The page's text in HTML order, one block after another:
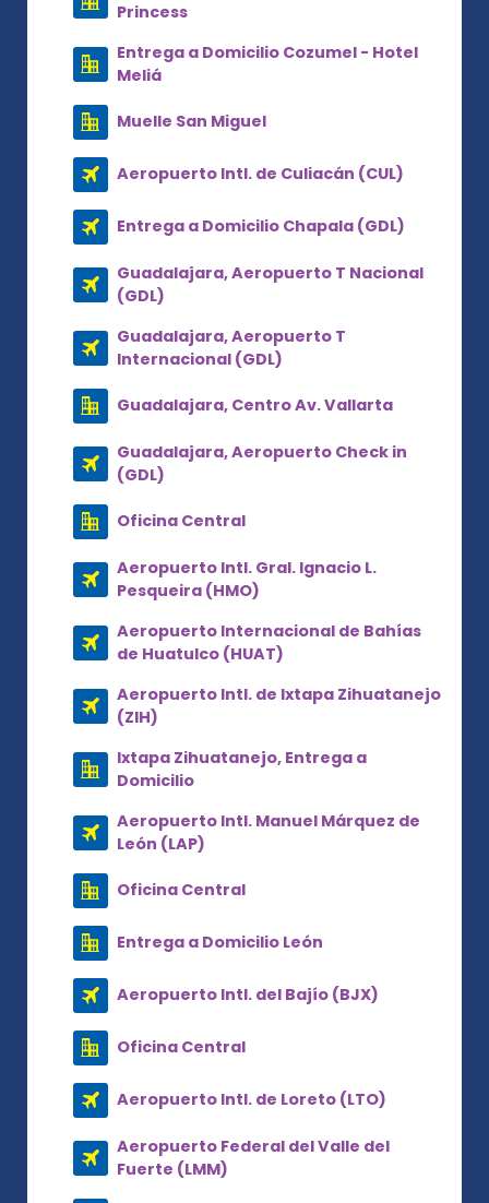
Princess
Entrega a Domicilio Cozumel - Hotel
Meliá
Muelle San Miguel
Aeropuerto Intl. de Culiacán (CUL)
Entrega a Domicilio Chapala (GDL)
Guadalajara, Aeropuerto T Nacional
(GDL)
Guadalajara, Aeropuerto T
Internacional (GDL)
Guadalajara, Centro Av. Vallarta
Guadalajara, Aeropuerto Check in
(GDL)
Oficina Central
Aeropuerto Intl. Gral. Ignacio L.
Pesqueira (HMO)
Aeropuerto Internacional de Bahías
de Huatulco (HUAT)
Aeropuerto Intl. de Ixtapa Zihuatanejo
(ZIH)
Ixtapa Zihuatanejo, Entrega a
Domicilio
Aeropuerto Intl. Manuel Márquez de
León (LAP)
Oficina Central
Entrega a Domicilio León
Aeropuerto Intl. del Bajío (BJX)
Oficina Central
Aeropuerto Intl. de Loreto (LTO)
Aeropuerto Federal del Valle del
Fuerte (LMM)